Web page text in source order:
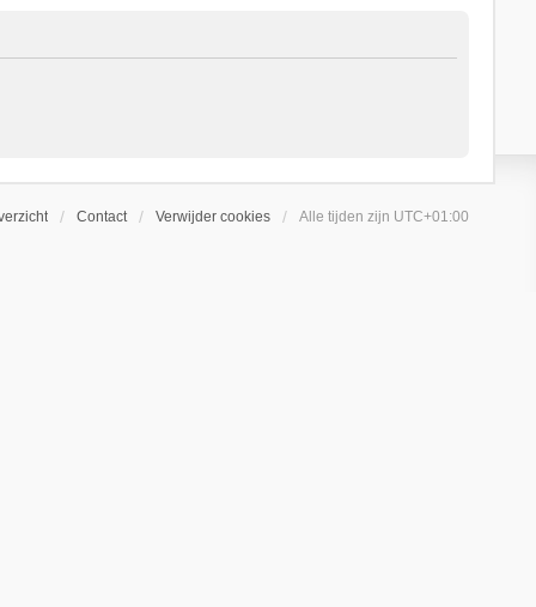
Contact Verwijder cookies Alle tijden zijn UTC+01:00